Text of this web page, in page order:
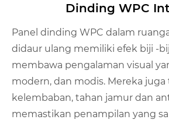
Dinding WPC
Panel dinding WPC dalam
didaur ulang memiliki efek biji -
membawa pengalaman visual
modern, dan modis. Mereka juga
kelembaban, tahan jamur dan
memastikan penampilan yang